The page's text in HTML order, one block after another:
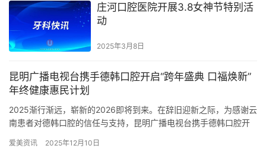
庄河口腔医院开展3.8女神节特别活
动
2025年3月8日
昆明广播电视台携手德韩口腔开启“跨年盛典 口福焕新”
年终健康惠民计划
2025渐行渐远，崭新的2026即将到来。在辞旧迎新之际，为感谢云
南患者对德韩口腔的信任与支持，昆明广播电视台携手德韩口腔开
爱美资讯 2025年12月10日